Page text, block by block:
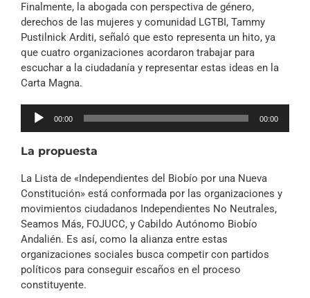
audio
Finalmente, la abogada con perspectiva de género,
derechos de las mujeres y comunidad LGTBI, Tammy
Pustilnick Arditi, señaló que esto representa un hito, ya
que cuatro organizaciones acordaron trabajar para
escuchar a la ciudadanía y representar estas ideas en la
Carta Magna.
Reproductor
00:00 00:00
La propuesta
La Lista de «Independientes del Biobío por una Nueva
Constitución» está conformada por las organizaciones y
movimientos ciudadanos Independientes No Neutrales,
Seamos Más, FOJUCC, y Cabildo Autónomo Biobío
Andalién. Es así, como la alianza entre estas
organizaciones sociales busca competir con partidos
políticos para conseguir escaños en el proceso
constituyente.